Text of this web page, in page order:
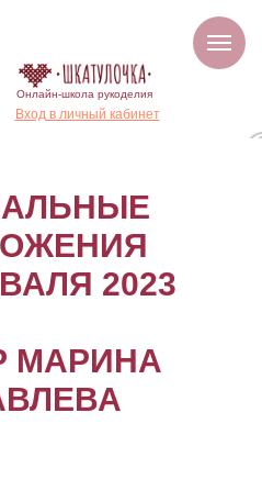
Вход в личный кабинет
Онлайн-школа рукоделия
2023
МАРИНА